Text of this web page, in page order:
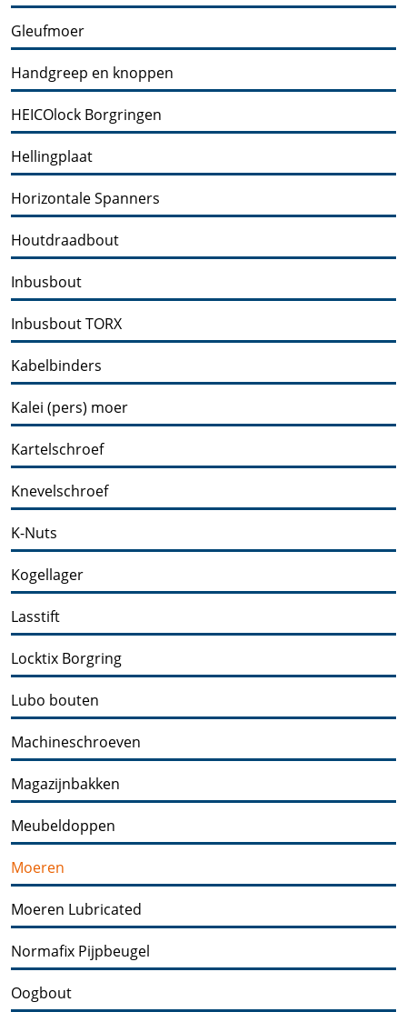
Gleufmoer
Handgreep en knoppen
HEICOlock Borgringen
Hellingplaat
Horizontale Spanners
Houtdraadbout
Inbusbout
Inbusbout TORX
Kabelbinders
Kalei (pers) moer
Kartelschroef
Knevelschroef
K-Nuts
Kogellager
Lasstift
Locktix Borgring
Lubo bouten
Machineschroeven
Magazijnbakken
Meubeldoppen
Moeren
Moeren Lubricated
Normafix Pijpbeugel
Oogbout